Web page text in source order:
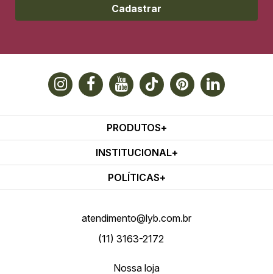
Cadastrar
PRODUTOS
INSTITUCIONAL
POLÍTICAS
atendimento@lyb.com.br
(11) 3163-2172
Nossa loja